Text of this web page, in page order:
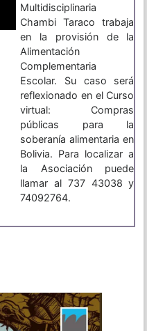
Multidisciplinaria
Chambi Taraco trabaja
en la provisión de la
Alimentación
Complementaria
Escolar. Su caso será
reflexionado en el Curso
virtual: Compras
públicas para la
soberanía alimentaria en
Bolivia. Para localizar a
la Asociación puede
llamar al 737 43038 y
74092764.